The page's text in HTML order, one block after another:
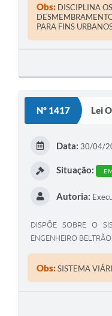
Obs: DISCIPLINA
PARA FINS
Nº 1417 Lei
Data: 30/04/
Situação:
Autoria:
DISPÕE SOBRE O
ENGENHEIRO
Obs:SISTEMA